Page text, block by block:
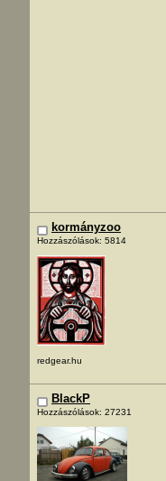
kormányzoo
Hozzászólások: 5814
redgear.hu
BlackP
Hozzászólások: 27231